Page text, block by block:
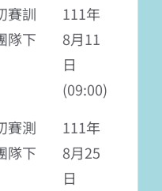
賽訓
隊下
111年
8月11
日
(09:00)
賽測
隊下
111年
8月25
日